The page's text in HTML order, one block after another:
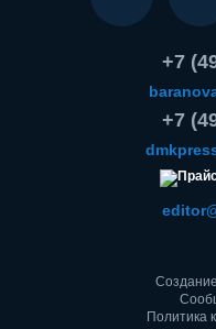
+7
+7
Политика